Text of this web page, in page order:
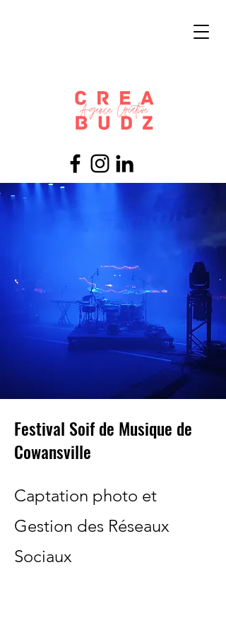
Festival Soif de Musique de
Cowansville
Captation photo et
Gestion des Réseaux
Sociaux